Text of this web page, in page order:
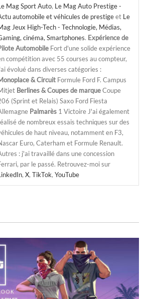
Mag Sport Auto, Le Mag Auto Prestige -
automobile et véhicules de prestigeet Le
Jeux High-Tech - Technologie, Médias,
cinéma, Smartphones. Expérience de
Automobile Fort d'une solide expérience
compétition avec 55 courses au compteur,
évolué dans diverses catégories :
& Circuit Formule Ford F. Campus
Berlines & Coupes de marqueCoupe
(Sprint et Relais) Saxo Ford Fiesta
Palmarès 1 Victoire J'ai également
de nombreux essais techniques sur des
de haut niveau, notamment en F3,
Euro, Caterham et Formule Renault.
: j'ai travaillé dans une concession
par le passé. Retrouvez-moi sur
, X, TikTok, YouTube